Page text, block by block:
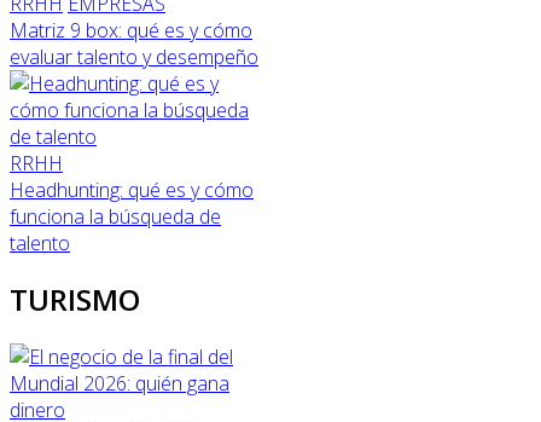
Matriz 9 box: qué es y cómo
evaluar talento y desempeño
RRHH
Headhunting: qué es y cómo
funciona la búsqueda de
talento
TURISMO